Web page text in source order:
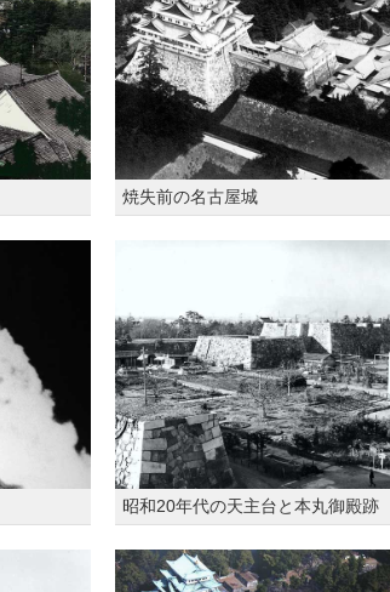
焼失前の名古屋城
昭和20年代の天主台と本丸御殿跡